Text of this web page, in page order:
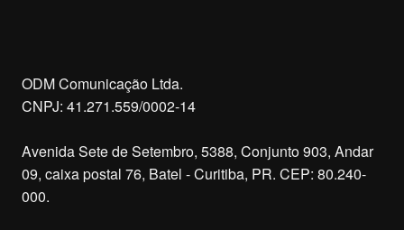
ODM Comunicação Ltda.
CNPJ: 41.271.559/0002-14
Avenida Sete de Setembro, 5388, Conjunto 903, Andar
09, caixa postal 76, Batel - Curitiba, PR. CEP: 80.240-
000.